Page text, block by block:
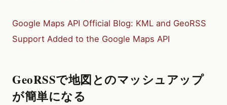
Google Maps API Official Blog: KML and GeoRSS
Support Added to the Google Maps API
GeoRSSで地図とのマッシュアップ
が簡単になる